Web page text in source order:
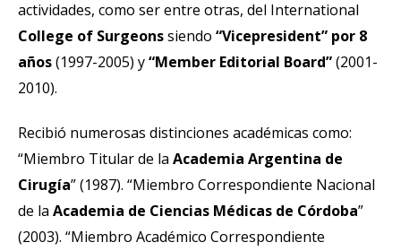
actividades, como ser entre otras, del International
College of Surgeonssiendo “Vicepresident” por 8
años(1997-2005) y“Member Editorial Board”(2001-
2010).
Recibió numerosas distinciones académicas como:
“Miembro Titular de la Academia Argentina de
Cirugía” (1987). “Miembro Correspondiente Nacional
de la Academia de Ciencias Médicas de Córdoba”
(2003). “Miembro Académico Correspondiente